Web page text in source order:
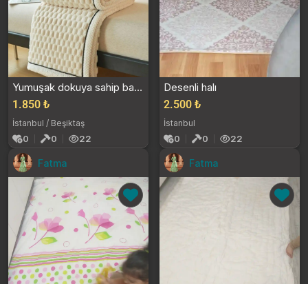
Yumuşak dokuya sahip battaniye
1.850 ₺
İstanbul / Beşiktaş
0 0 22
Desenli halı
2.500 ₺
İstanbul
0 0 22
Fatma Fatma